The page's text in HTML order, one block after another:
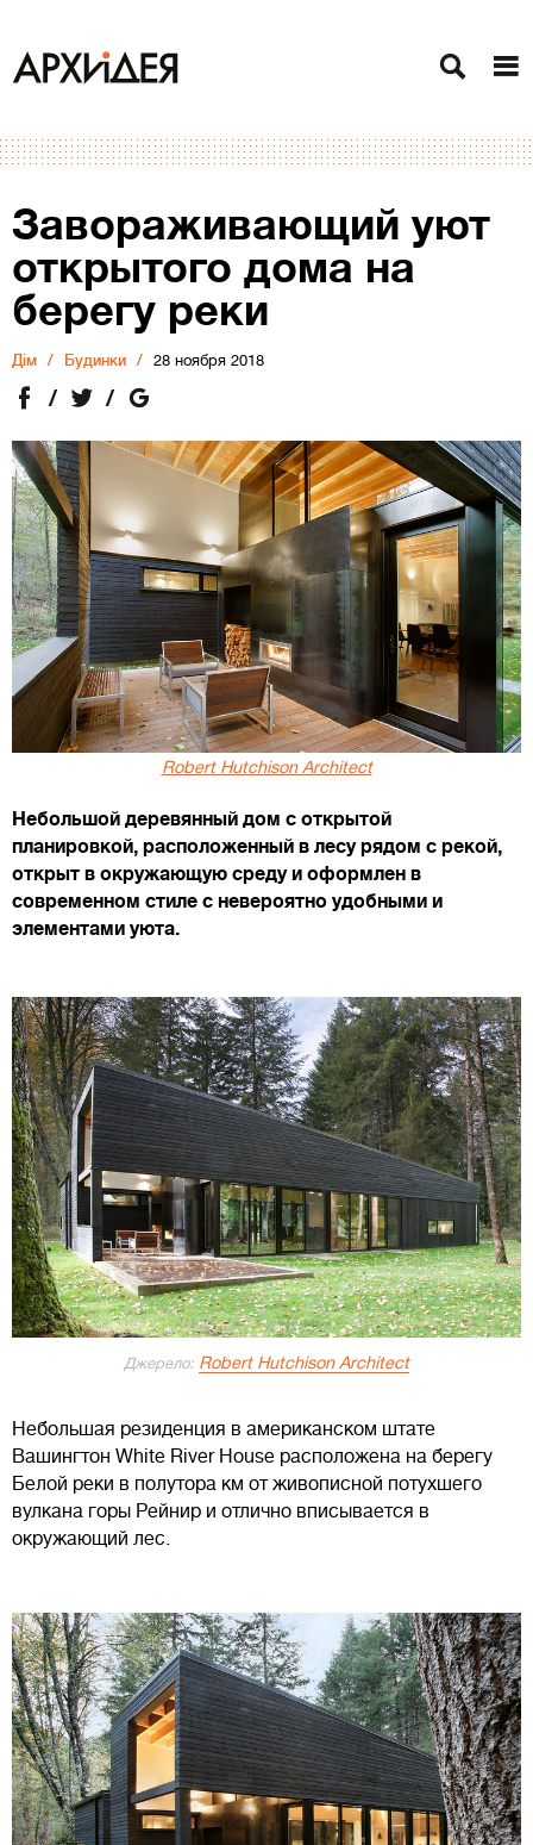
Завораживающий уют
открытого дома на
берегу реки
Дiм Будинки 28 ноября 2018
Robert Hutchison Architect
Небольшой деревянный дом с открытой
планировкой, расположенный в лесу рядом с рекой,
открыт в окружающую среду и оформлен в
современном стиле с невероятно удобными и
элементами уюта.
Джерело: Robert Hutchison Architect
Небольшая резиденция в американском штате
Вашингтон White River House расположена на берегу
Белой реки в полутора км от живописной потухшего
вулкана горы Рейнир и отлично вписывается в
окружающий лес.